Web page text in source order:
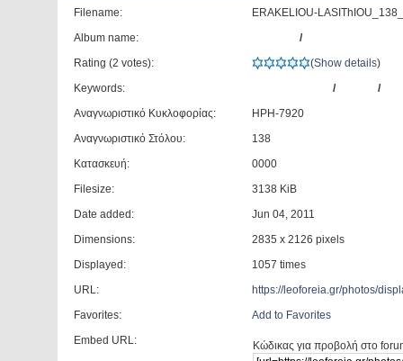
Filename:
ERAKELIOU-
Album name:
/
Rating (2 votes):
(Show details)
Keywords:
/ /
Αναγνωριστικό Κυκλοφορίας:
HPH-7920
Αναγνωριστικό Στόλου:
138
Κατασκευή:
0000
Filesize:
3138 KiB
Date added:
Jun 04, 2011
Dimensions:
2835 x 2126 pixels
Displayed:
1057 times
URL:
https://leoforeia.gr/photos/
Favorites:
Add to Favorites
Embed URL:
Κώδικας για προβολή στο